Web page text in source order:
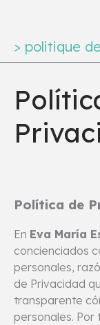
> politique
Política de
En Eva María
concienciados
personales,
de Privacidad
transparente
personales. Por